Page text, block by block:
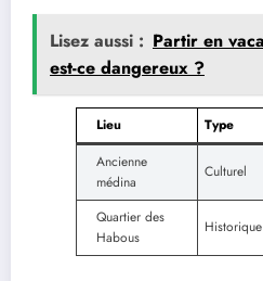
Lisez aussi : Partir en
est-ce dangereux​ ?
Lieu Type
Ancienne
médina
Culturel
Quartier des
Habous
Historique